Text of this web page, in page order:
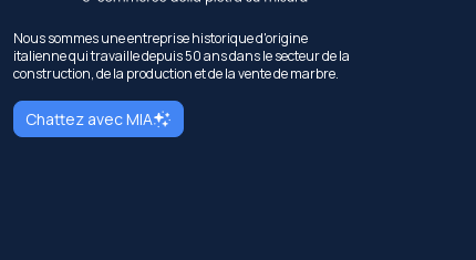
Nous sommes une entreprise historique d'origine
italienne qui travaille depuis 50 ans dans le secteur de la
construction, de la production et de la vente de marbre.
Chattez avec MIA